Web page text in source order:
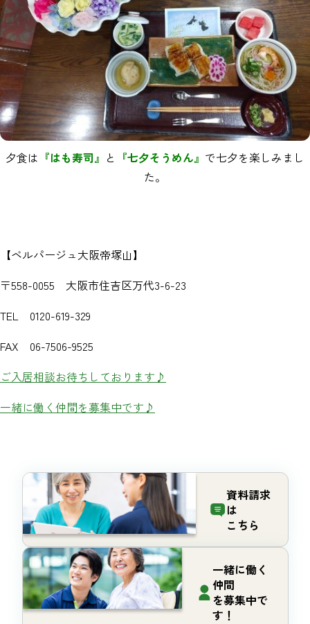
夕食は 『はも寿司』 と 『七夕そうめん』 で七夕を楽しみまし
た。
【ベルパージュ大阪帝塚山】
〒558-0055 大阪市住吉区万代3-6-23
TEL 0120-619-329
FAX 06-7506-9525
ご入居相談お待ちしております♪
一緒に働く仲間を募集中です♪
資料請求
は
こちら
一緒に働く
仲間
を募集中で
す！